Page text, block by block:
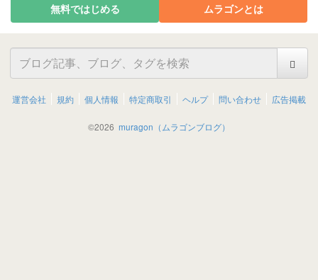
無料ではじめる ムラゴンとは
運営会社 規約 個人情報 特定商取引 ヘルプ 問い合わせ 広告掲載
©2026 muragon（ムラゴンブログ）